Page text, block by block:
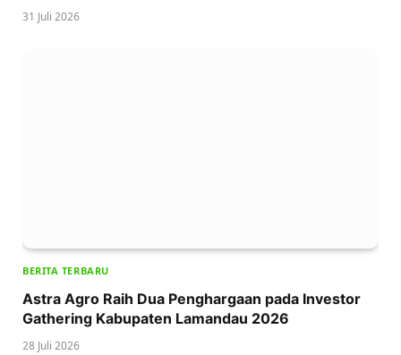
31 Juli 2026
BERITA TERBARU
Astra Agro Raih Dua Penghargaan pada Investor
Gathering Kabupaten Lamandau 2026
28 Juli 2026